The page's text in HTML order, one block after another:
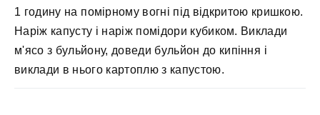
1 годину на помірному вогні під відкритою кришкою.
Наріж капусту і наріж помідори кубиком. Виклади
м'ясо з бульйону, доведи бульйон до кипіння і
виклади в нього картоплю з капустою.